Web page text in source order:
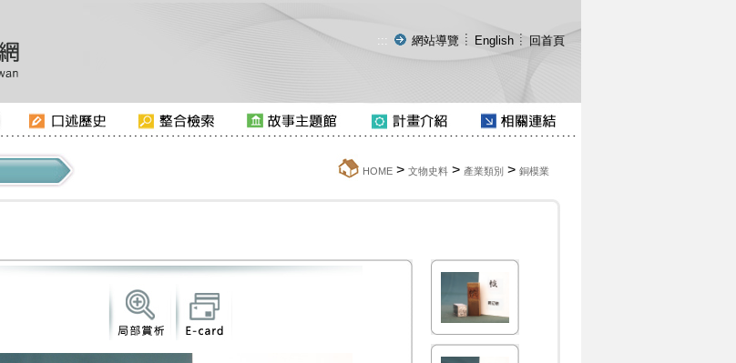
::: 網站導覽 English 回首頁
HOME> 文物史料> 產業類別 > 銅模業